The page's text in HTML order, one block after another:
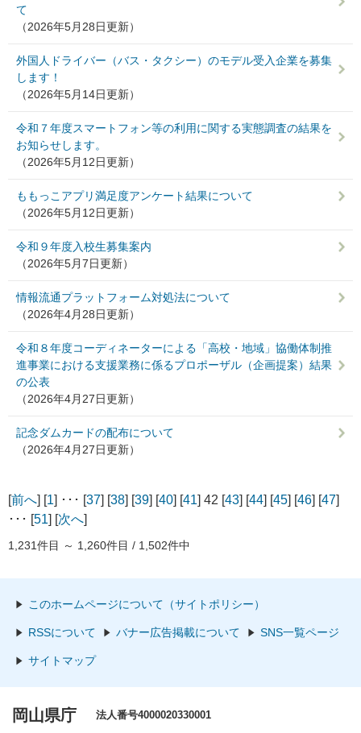
て
（2026年5月28日更新）
外国人ドライバー（バス・タクシー）のモデル受入企業を募集
します！
（2026年5月14日更新）
令和７年度スマートフォン等の利用に関する実態調査の結果を
お知らせします。
（2026年5月12日更新）
ももっこアプリ満足度アンケート結果について
（2026年5月12日更新）
令和９年度入校生募集案内
（2026年5月7日更新）
情報流通プラットフォーム対処法について
（2026年4月28日更新）
令和８年度コーディネーターによる「高校・地域」協働体制推
進事業における支援業務に係るプロポーザル（企画提案）結果
の公表
（2026年4月27日更新）
記念ダムカードの配布について
（2026年4月27日更新）
[前へ] [1] ･･･ [37] [38] [39] [40] [41] 42 [43] [44] [45] [46] [47]
･･･ [51] [次へ]
1,231件目 ～ 1,260件目 / 1,502件中
このホームページについて（サイトポリシー）
RSSについて バナー広告掲載について SNS一覧ページ
サイトマップ
岡山県庁 法人番号4000020330001